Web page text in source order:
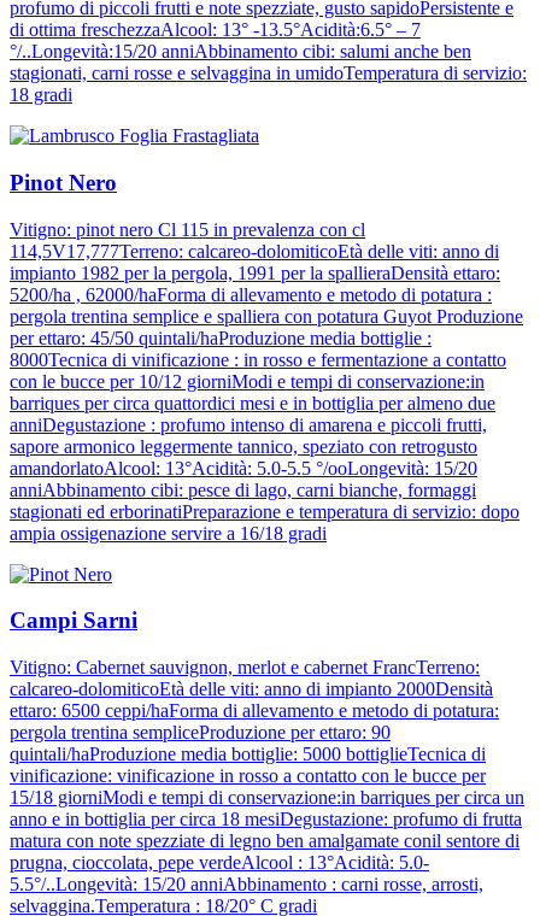
profumo di piccoli frutti e note spezziate, gusto sapidoPersistente e
di ottima freschezzaAlcool: 13° -13.5°Acidità:6.5° – 7
°/..Longevità:15/20 anniAbbinamento cibi: salumi anche ben
stagionati, carni rosse e selvaggina in umidoTemperatura di servizio:
18 gradi
Pinot Nero
Vitigno: pinot nero Cl 115 in prevalenza con cl
114,5V17,777Terreno: calcareo-dolomiticoEtà delle viti: anno di
impianto 1982 per la pergola, 1991 per la spallieraDensità ettaro:
5200/ha , 62000/haForma di allevamento e metodo di potatura :
pergola trentina semplice e spalliera con potatura Guyot Produzione
per ettaro: 45/50 quintali/haProduzione media bottiglie :
8000Tecnica di vinificazione : in rosso e fermentazione a contatto
con le bucce per 10/12 giorniModi e tempi di conservazione:in
barriques per circa quattordici mesi e in bottiglia per almeno due
anniDegustazione : profumo intenso di amarena e piccoli frutti,
sapore armonico leggermente tannico, speziato con retrogusto
amandorlatoAlcool: 13°Acidità: 5.0-5.5 °/ooLongevità: 15/20
anniAbbinamento cibi: pesce di lago, carni bianche, formaggi
stagionati ed erborinatiPreparazione e temperatura di servizio: dopo
ampia ossigenazione servire a 16/18 gradi
Campi Sarni
Vitigno: Cabernet sauvignon, merlot e cabernet FrancTerreno:
calcareo-dolomiticoEtà delle viti: anno di impianto 2000Densità
ettaro: 6500 ceppi/haForma di allevamento e metodo di potatura:
pergola trentina sempliceProduzione per ettaro: 90
quintali/haProduzione media bottiglie: 5000 bottiglieTecnica di
vinificazione: vinificazione in rosso a contatto con le bucce per
15/18 giorniModi e tempi di conservazione:in barriques per circa un
anno e in bottiglia per circa 18 mesiDegustazione: profumo di frutta
matura con note spezziate di legno ben amalgamate conil sentore di
prugna, cioccolata, pepe verdeAlcool : 13°Acidità: 5.0-
5.5°/..Longevità: 15/20 anniAbbinamento : carni rosse, arrosti,
selvaggina.Temperatura : 18/20° C gradi